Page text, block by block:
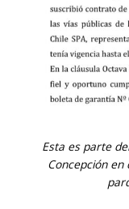
Esta es parte
Concepción